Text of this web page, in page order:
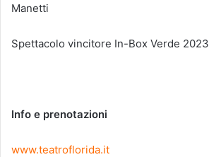
Manetti
Spettacolo vincitore In-Box Verde 2023
Info e prenotazioni
www.teatroflorida.it